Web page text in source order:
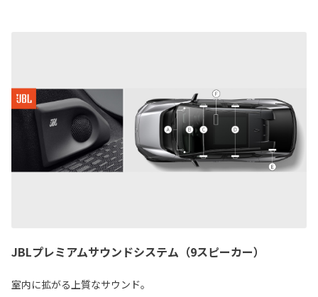
JBLプレミアムサウンドシステム（9スピーカー）
室内に拡がる上質なサウンド。